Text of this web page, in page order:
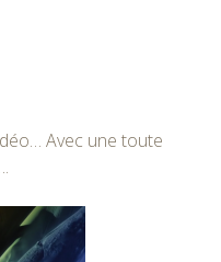
Avec une toute